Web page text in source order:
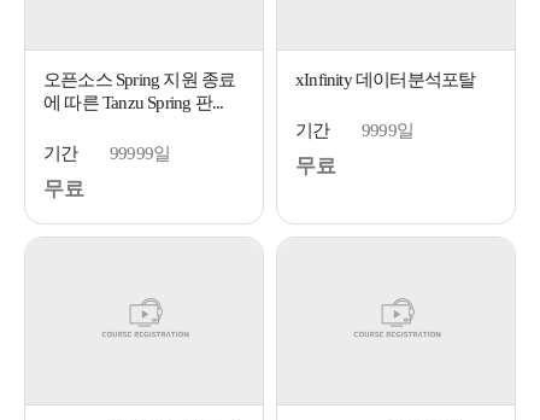
오픈소스 Spring 지원 종료
에 따른 Tanzu Spring 판...
기간 99999일
무료
xInfinity 데이터분석포탈
기간 9999일
무료